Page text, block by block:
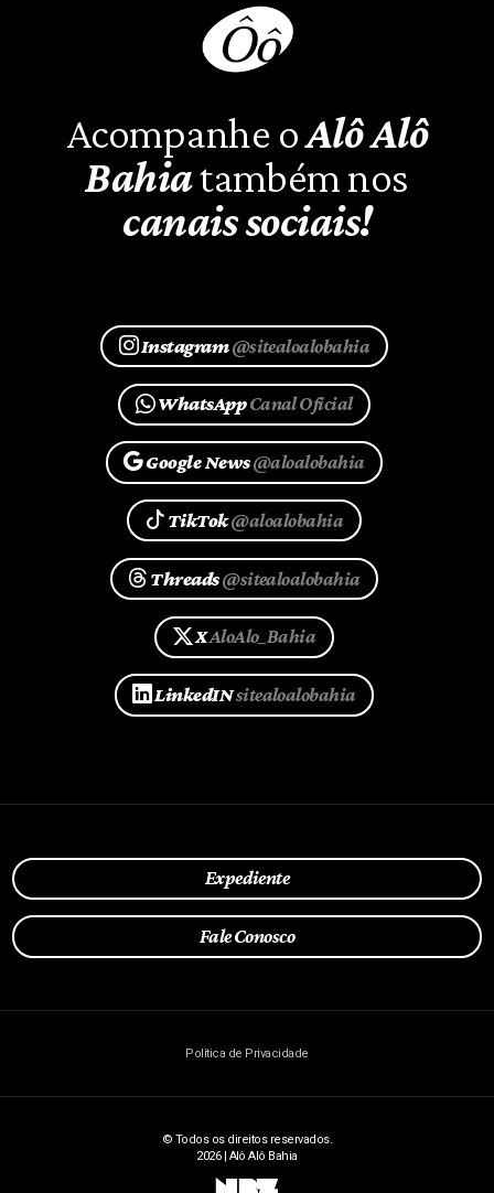
Acompanhe oAlô Alô
Bahiatambém nos
canais sociais!
Instagram@sitealoalobahia
WhatsAppCanal Oficial
Google News@aloalobahia
TikTok@aloalobahia
Threads@sitealoalobahia
XAloAlo_Bahia
LinkedINsitealoalobahia
Expediente
Fale Conosco
Política de Privacidade
© Todos os direitos reservados.
2026 | Alô Alô Bahia